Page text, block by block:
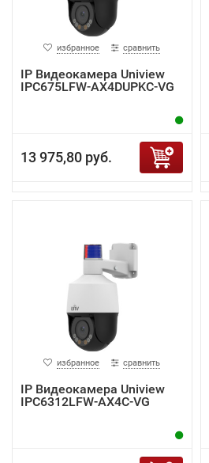
избранное сравнить
IP Видеокамера Uniview
IPC675LFW-AX4DUPKC-VG
13 975,80 руб.
избранное сравнить
IP Видеокамера Uniview
IPC6312LFW-AX4C-VG